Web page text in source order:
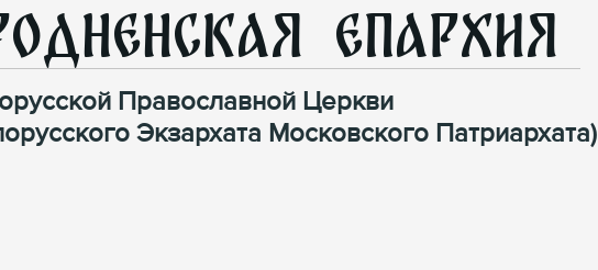
Епархия
Православной Церкви
Экзархата Московского Патриархата)